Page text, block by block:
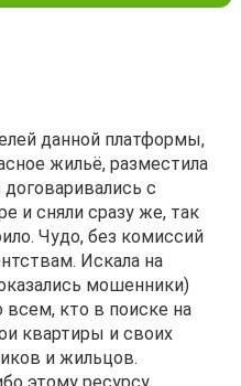
данной платформы,
жильё, разместила
договаривались с
и сняли сразу же, так
Чудо, без комиссий
Искала на
мошенники)
кто в поиске на
квартиры и своих
и жильцов.